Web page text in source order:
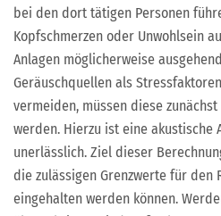
bei den dort tätigen Personen
Kopfschmerzen oder Unwohlsein
Anlagen möglicherweise
Geräuschquellen als
vermeiden, müssen diese
werden. Hierzu ist eine akustische
unerlässlich. Ziel dieser
die zulässigen Grenzwerte für den
eingehalten werden können.